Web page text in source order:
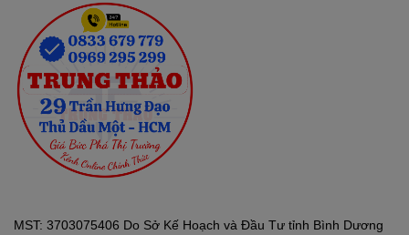
Tủ Đông SANAKYVH-5699W1 được trang bị bánh xe thuận tiện
cho việc di chuyển tủ vì tủ đông sở hữu trọng lượng lớn, tủ đông
gây nhiều khó khăn khi vận chuyển.
Tủ SANAKYcó trang bị khoá an toàn
Việc mở tủ thường xuyên sẽ làm thất thoát nhiệt, giảm hiệu quả
đông lạnh của tủ, đồng thời tiêu tốn nhiều điện năng không cần
thiết. Khóa an toàn sẽ giúp người sử dụng kiểm soát tốt hơn hoạt
MST: 3703075406 Do Sở Kế Hoạch và Đầu Tư tỉnh Bình Dương